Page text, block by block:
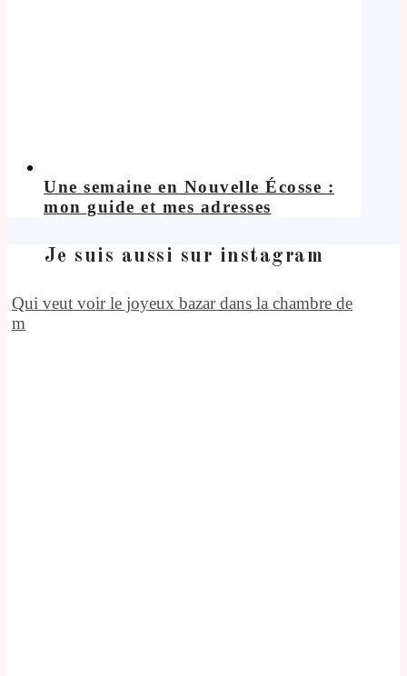
Une semaine en Nouvelle Écosse :
mon guide et mes adresses
Je suis aussi sur instagram
Qui veut voir le joyeux bazar dans la chambre de
m